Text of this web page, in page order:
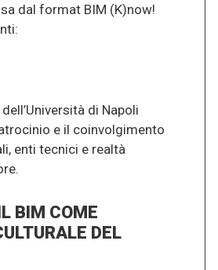
dal format BIM (K)now!
di Napoli
e il coinvolgimento
enti tecnici e realtà
BIM COME
DEL